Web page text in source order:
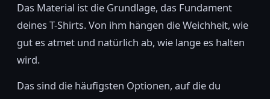
Das Material ist die Grundlage, das Fundament
deines T-Shirts. Von ihm hängen die Weichheit, wie
gut es atmet und natürlich ab, wie lange es halten
wird.
Das sind die häufigsten Optionen, auf die du